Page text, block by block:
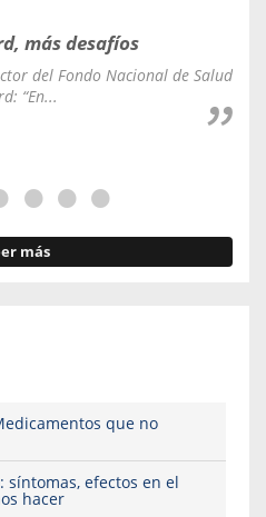
más desafíos
del Fondo Nacional de Salud
“En...
más
que no
síntomas, efectos en el
hacer